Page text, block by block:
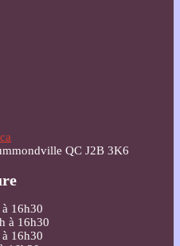
QC J2B 3K6
16h30
à 16h30
16h30